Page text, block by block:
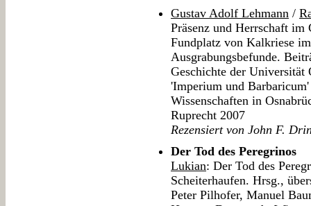
Gustav Adolf Lehmann /
Präsenz und Herrschaft im
Fundplatz von Kalkriese
Ausgrabungsbefunde.
Geschichte der Universität
'Imperium und
Wissenschaften in
Ruprecht 2007
Rezensiert von John F.
Der Tod des Peregrinos
Lukian: Der Tod des
Scheiterhaufen. Hrsg.,
Peter Pilhofer, Manuel